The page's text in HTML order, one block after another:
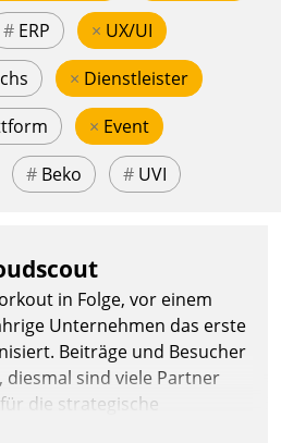
# ERP × UX/UI
× Dienstleister
× Event
# Beko # UVI
in Folge, vor einem
Unternehmen das erste
Beiträge und Besucher
sind viele Partner
die strategische